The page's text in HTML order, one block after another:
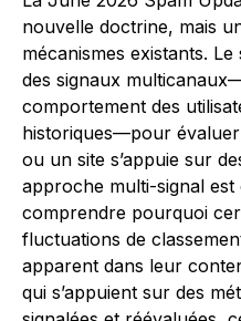
nouvelle doctrine, mais
mécanismes existants.
des signaux
comportement des
historiques—pour évaluer
ou un site s’appuie sur
approche multi-signal est
comprendre pourquoi
fluctuations de
apparent dans leur
qui s’appuient sur des